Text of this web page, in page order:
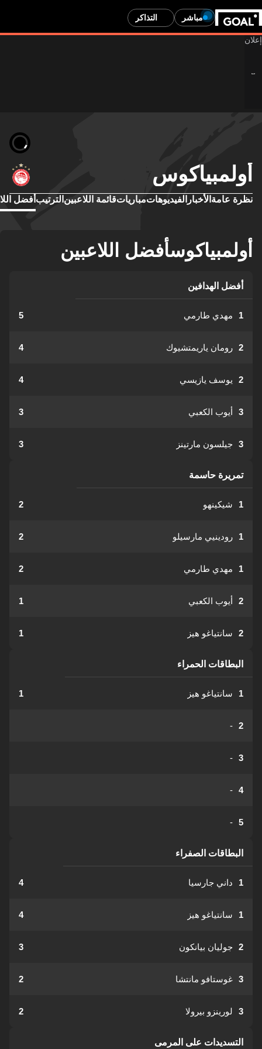
مباشر التذاكر
أولمبياكوس
نظرة عامة الأخبار الفيديوهاتمبارياتقائمة اللاعبين الترتيب أفضل
أولمبياكوسأفضل اللاعبين
أفضل الهدافين
1 مهدي طارمي 5
2 رومان ياريمتشيوك 4
2 يوسف يازيسي 4
3 أيوب الكعبي 3
3 جيلسون مارتينز 3
تمريرة حاسمة
1 شيكينهو 2
1 رودينيي مارسيلو 2
1 مهدي طارمي 2
2 أيوب الكعبي 1
2 سانتياغو هيز 1
البطاقات الحمراء
1 سانتياغو هيز 1
2
-
3
-
4
-
5
-
البطاقات الصفراء
1 داني جارسيا 4
1 سانتياغو هيز 4
2 جوليان بيانكون 3
3 غوستافو مانتشا 2
3 لورينزو بيرولا 2
التسديدات على المرمى